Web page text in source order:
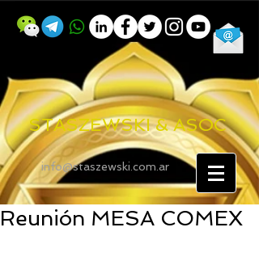
STASZEWSKI & ASOC
info@staszewski.com.ar
Reunión MESA COMEX